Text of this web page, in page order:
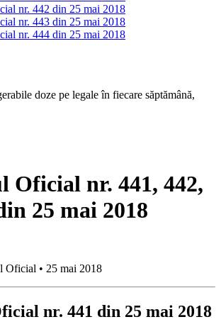
nr. 442 din 25 mai 2018
nr. 443 din 25 mai 2018
nr. 444 din 25 mai 2018
doze pe legale în fiecare săptămână,
Oficial nr. 441, 442,
25 mai 2018
Oficial • 25 mai 2018
nr. 441 din 25 mai 2018